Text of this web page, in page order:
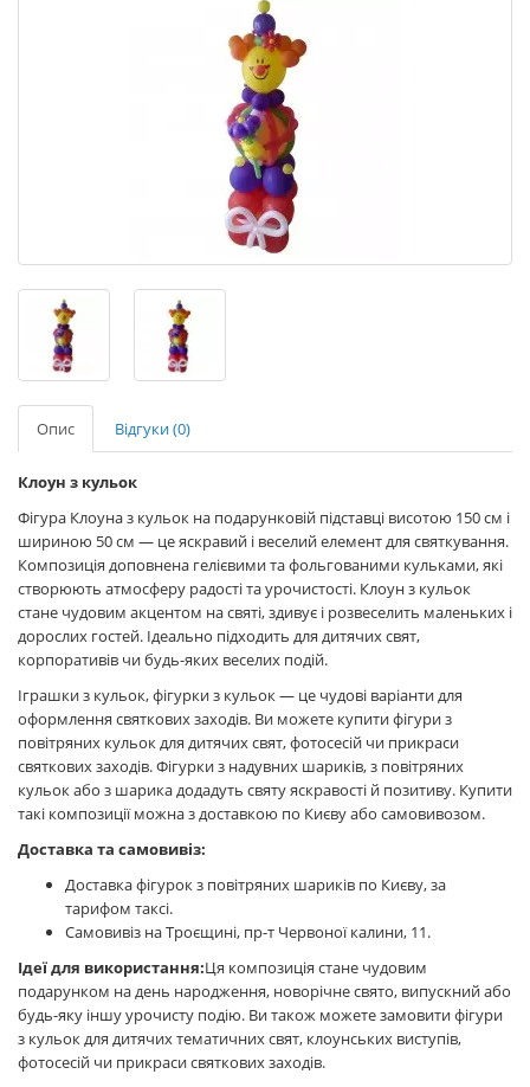
Опис Відгуки (0)
Клоун з кульок
Фігура Клоуна з кульок на подарунковій підставці висотою 150 см і
шириною 50 см — це яскравий і веселий елемент для святкування.
Композиція доповнена гелієвими та фольгованими кульками, які
створюють атмосферу радості та урочистості. Клоун з кульок
стане чудовим акцентом на святі, здивує і розвеселить маленьких і
дорослих гостей. Ідеально підходить для дитячих свят,
корпоративів чи будь-яких веселих подій.
Іграшки з кульок, фігурки з кульок — це чудові варіанти для
оформлення святкових заходів. Ви можете купити фігури з
повітряних кульок для дитячих свят, фотосесій чи прикраси
святкових заходів. Фігурки з надувних шариків, з повітряних
кульок або з шарика додадуть святу яскравості й позитиву. Купити
такі композиції можна з доставкою по Києву або самовивозом.
Доставка та самовивіз:
Доставка фігурок з повітряних шариків по Києву, за
тарифом таксі.
Самовивіз на Троєщині, пр-т Червоної калини, 11.
Ідеї для використання:Ця композиція стане чудовим
подарунком на день народження, новорічне свято, випускний або
будь-яку іншу урочисту подію. Ви також можете замовити фігури
з кульок для дитячих тематичних свят, клоунських виступів,
фотосесій чи прикраси святкових заходів.